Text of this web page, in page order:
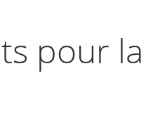
pour la